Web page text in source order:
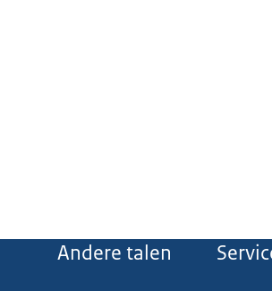
Andere talen